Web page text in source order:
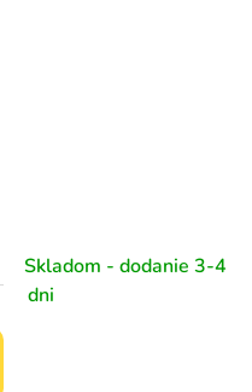
Skladom - dodanie 3-4
dni